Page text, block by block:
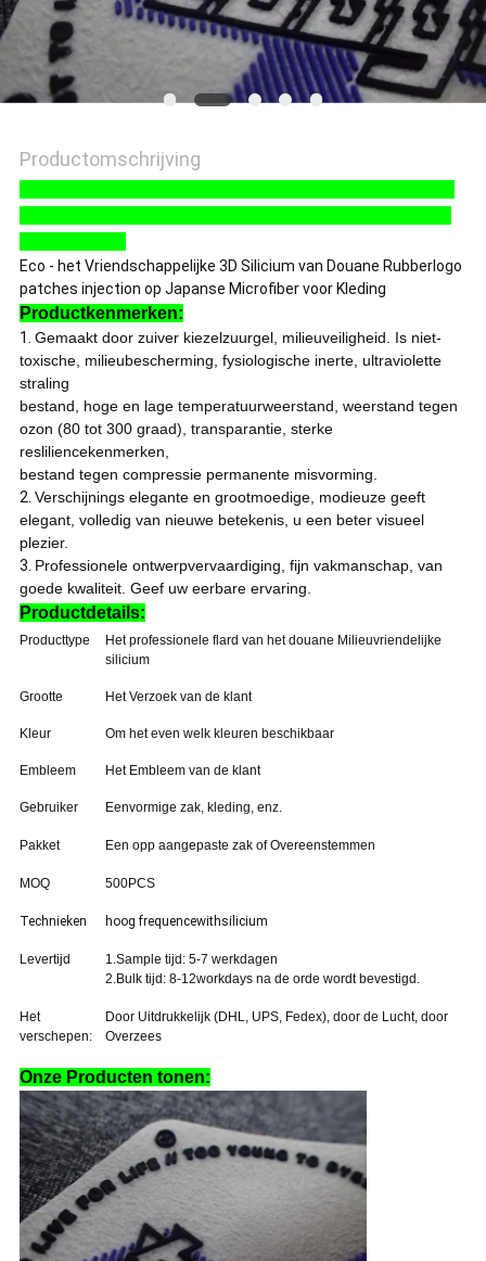
Productomschrijving
Eco - het Vriendschappelijke 3D Silicium van Douane Rubberlogo
patches injection op Japanse Microfiber voor Kleding
Productkenmerken:
1. Gemaakt door zuiver kiezelzuurgel, milieuveiligheid. Is niet-
toxische, milieubescherming, fysiologische inerte, ultraviolette
straling
bestand, hoge en lage temperatuurweerstand, weerstand tegen
ozon (80 tot 300 graad), transparantie, sterke
resliliencekenmerken,
bestand tegen compressie permanente misvorming.
2. Verschijnings elegante en grootmoedige, modieuze geeft
elegant, volledig van nieuwe betekenis, u een beter visueel
plezier.
3. Professionele ontwerpvervaardiging, fijn vakmanschap, van
goede kwaliteit. Geef uw eerbare ervaring.
Productdetails:
Producttype
Het professionele flard van het douane Milieuvriendelijke
silicium
Grootte Het Verzoek van de klant
Kleur Om het even welk kleuren beschikbaar
Embleem Het Embleem van de klant
Gebruiker Eenvormige zak, kleding, enz.
Pakket Een opp aangepaste zak of Overeenstemmen
MOQ 500PCS
Technieken hoog frequencewithsilicium
Levertijd
1.Sample tijd: 5-7 werkdagen
2.Bulk tijd: 8-12workdays na de orde wordt bevestigd.
Het
verschepen:
Door Uitdrukkelijk (DHL, UPS, Fedex), door de Lucht, door
Overzees
Onze Producten tonen: